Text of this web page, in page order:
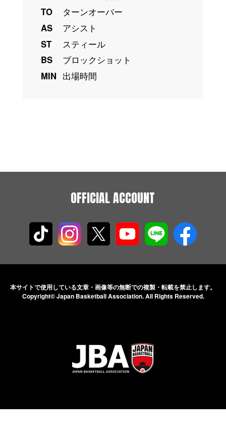
TO
ターンオーバー
AS
アシスト
ST
スティール
BS
ブロックショット
MIN 出場時間
OFFICIAL ACCOUNT
本サイトで使用している文章・画像等の無断での複製・転載を禁止します。
Copyright© Japan Basketball Association.All Rights Reserved.